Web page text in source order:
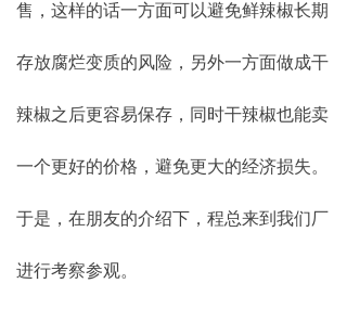
售，这样的话一方面可以避免鲜辣椒长期
存放腐烂变质的风险，另外一方面做成干
辣椒之后更容易保存，同时干辣椒也能卖
一个更好的价格，避免更大的经济损失。
于是，在朋友的介绍下，程总来到我们厂
进行考察参观。